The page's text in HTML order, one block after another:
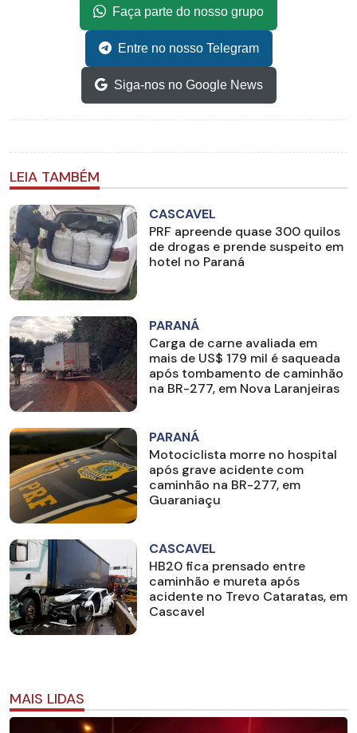
Faça parte do nosso grupo
Entre no nosso Telegram
Siga-nos no Google News
LEIA TAMBÉM
CASCAVEL
PRF apreende quase 300 quilos
de drogas e prende suspeito em
hotel no Paraná
PARANÁ
Carga de carne avaliada em
mais de US$ 179 mil é saqueada
após tombamento de caminhão
na BR-277, em Nova Laranjeiras
PARANÁ
Motociclista morre no hospital
após grave acidente com
caminhão na BR-277, em
Guaraniaçu
CASCAVEL
HB20 fica prensado entre
caminhão e mureta após
acidente no Trevo Cataratas, em
Cascavel
MAIS LIDAS